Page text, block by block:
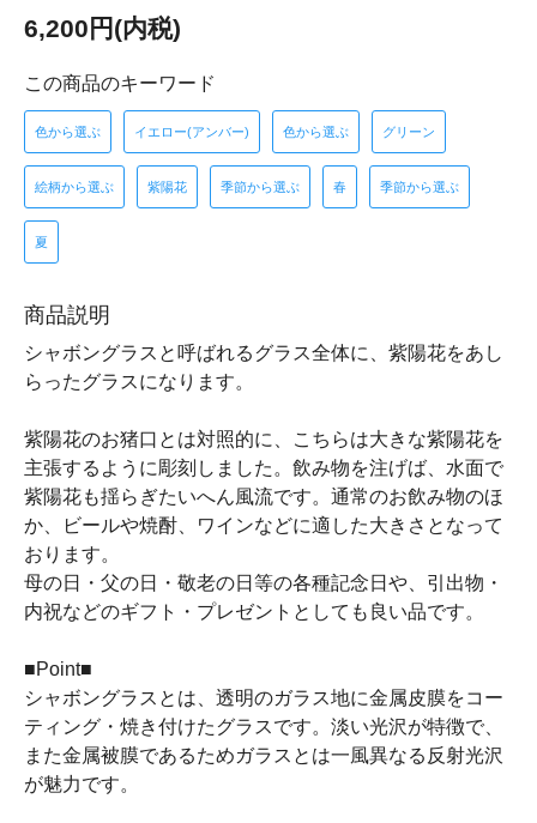
6,200円(内税)
この商品のキーワード
色から選ぶ イエロー(アンバー) 色から選ぶ グリーン
絵柄から選ぶ 紫陽花 季節から選ぶ 春 季節から選ぶ
夏
商品説明
シャボングラスと呼ばれるグラス全体に、紫陽花をあし
らったグラスになります。
紫陽花のお猪口とは対照的に、こちらは大きな紫陽花を
主張するように彫刻しました。飲み物を注げば、水面で
紫陽花も揺らぎたいへん風流です。通常のお飲み物のほ
か、ビールや焼酎、ワインなどに適した大きさとなって
おります。
母の日・父の日・敬老の日等の各種記念日や、引出物・
内祝などのギフト・プレゼントとしても良い品です。
■Point■
シャボングラスとは、透明のガラス地に金属皮膜をコー
ティング・焼き付けたグラスです。淡い光沢が特徴で、
また金属被膜であるためガラスとは一風異なる反射光沢
が魅力です。